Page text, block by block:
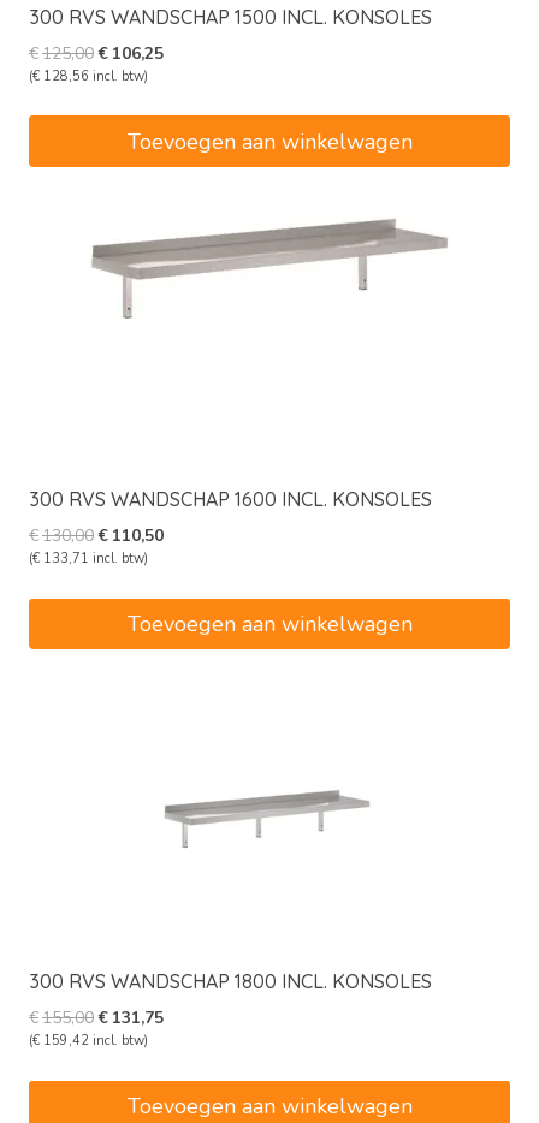
300 RVS WANDSCHAP 1500 INCL. KONSOLES
€125,00Oorspronkelijke
prijs
€ 106,25Huidige
(€ 128,56 incl. btw)
Toevoegen aan winkelwagen
300 RVS WANDSCHAP 1600 INCL. KONSOLES
€130,00Oorspronkelijke
prijs
€130,00.
€ 110,50Huidige
(€ 133,71 incl. btw)
Toevoegen aan winkelwagen
300 RVS WANDSCHAP 1800 INCL. KONSOLES
€155,00Oorspronkelijke
prijs
€155,00.
€ 131,75Huidige
(€ 159,42 incl. btw)
Toevoegen aan winkelwagen